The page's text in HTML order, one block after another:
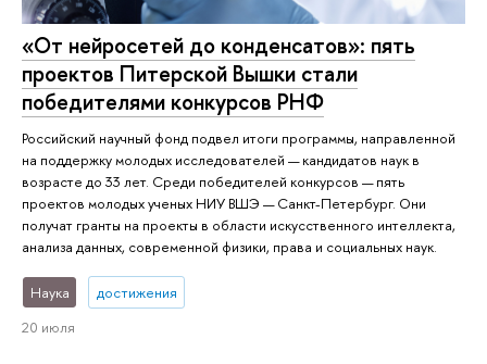
«От нейросетей до конденсатов»: пять
проектов Питерской Вышки стали
победителями конкурсов РНФ
Российский научный фонд подвел итоги программы, направленной
на поддержку молодых исследователей — кандидатов наук в
возрасте до 33 лет. Среди победителей конкурсов — пять
проектов молодых ученых НИУ ВШЭ — Санкт-Петербург. Они
получат гранты на проекты в области искусственного интеллекта,
анализа данных, современной физики, права и социальных наук.
Наука
достижения
20 июля